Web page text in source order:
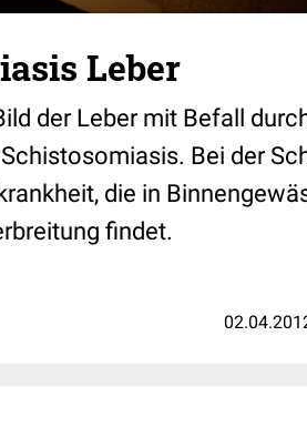
Leber
der Leber mit Befall
Bei der
die in
findet.